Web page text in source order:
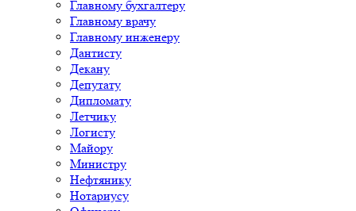
Главному бухгалтеру
Главному врачу
Главному инженеру
Дантисту
Декану
Депутату
Дипломату
Летчику
Логисту
Майору
Министру
Нефтянику
Нотариусу